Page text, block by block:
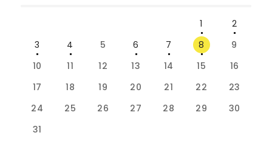
1
2
3
4 5 6 7 8
9
10
11 12 13 14 15
16
17
18 19 20 21 22
23
24
25 26 27 28 29
30
31